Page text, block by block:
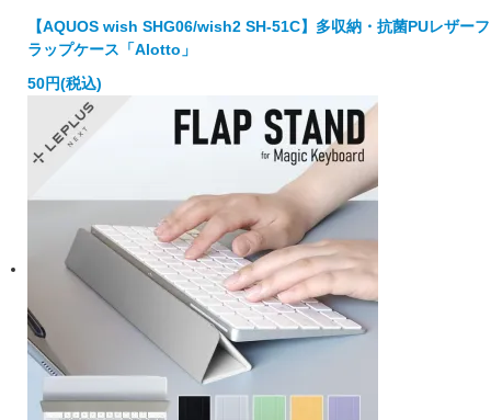
【AQUOS wish SHG06/wish2 SH-51C】多収納・抗菌PUレザーフ
ラップケース「Alotto」
50円(税込)